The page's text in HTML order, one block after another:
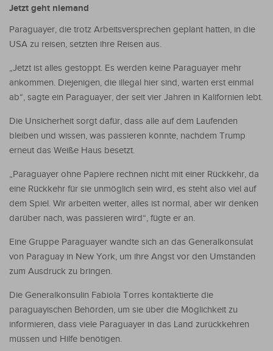
Jetzt geht niemand
Paraguayer, die trotz Arbeitsversprechen geplant hatten, in die
USA zu reisen, setzten ihre Reisen aus.
„Jetzt ist alles gestoppt. Es werden keine Paraguayer mehr
ankommen. Diejenigen, die illegal hier sind, warten erst einmal
ab“, sagte ein Paraguayer, der seit vier Jahren in Kalifornien lebt.
Die Unsicherheit sorgt dafür, dass alle auf dem Laufenden
bleiben und wissen, was passieren könnte, nachdem Trump
erneut das Weiße Haus besetzt.
„Paraguayer ohne Papiere rechnen nicht mit einer Rückkehr, da
eine Rückkehr für sie unmöglich sein wird, es steht also viel auf
dem Spiel. Wir arbeiten weiter, alles ist normal, aber wir denken
darüber nach, was passieren wird“, fügte er an.
Eine Gruppe Paraguayer wandte sich an das Generalkonsulat
von Paraguay in New York, um ihre Angst vor den Umständen
zum Ausdruck zu bringen.
Die Generalkonsulin Fabiola Torres kontaktierte die
paraguayischen Behörden, um sie über die Möglichkeit zu
informieren, dass viele Paraguayer in das Land zurückkehren
müssen und Hilfe benötigen.